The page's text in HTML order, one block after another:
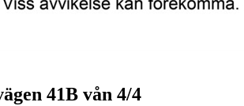
41B vån 4/4